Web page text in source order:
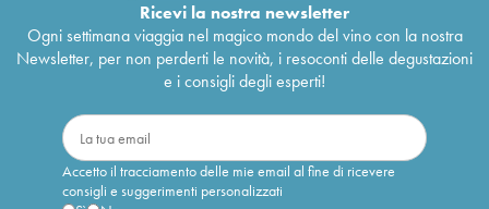
Ricevi la nostra newsletter
Ogni settimana viaggia nel magico mondo del vino con la nostra
Newsletter, per non perderti le novità, i resoconti delle degustazioni
e i consigli degli esperti!
Accetto il tracciamento delle mie email al fine di ricevere
consigli e suggerimenti personalizzati